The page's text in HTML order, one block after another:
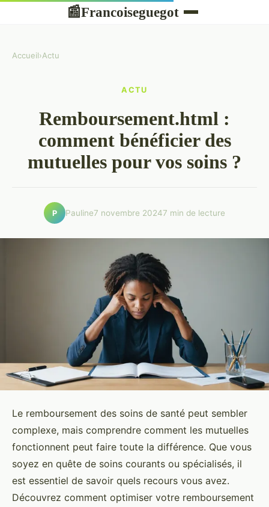
📰Francoiseguegot
Accueil›Actu
ACTU
Remboursement.html :
comment bénéficier des
mutuelles pour vos soins ?
P Pauline7 novembre 20247 min de lecture
Le remboursement des soins de santé peut sembler
complexe, mais comprendre comment les mutuelles
fonctionnent peut faire toute la différence. Que vous
soyez en quête de soins courants ou spécialisés, il
est essentiel de savoir quels recours vous avez.
Découvrez comment optimiser votre remboursement